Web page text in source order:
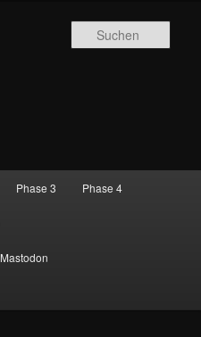
Phase 3 Phase 4
Mastodon